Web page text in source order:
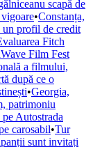
scapă de
•Constanța,
un profil de credit
Fitch
Film Fest
a filmului,
după ce o
•Georgia,
patrimoniu
Autostrada
carosabil•Tur
sunt invitați